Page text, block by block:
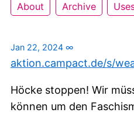
About
Archive
Jan 22, 2024 ∞
aktion.campact.de/s/
Höcke stoppen! Wir
können um den